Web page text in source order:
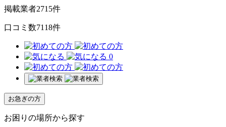
掲載業者2715件
口コミ数7118件
0
お急ぎの方
お困りの場所から探す